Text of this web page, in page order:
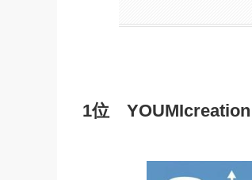
1位 YOUMIcreation